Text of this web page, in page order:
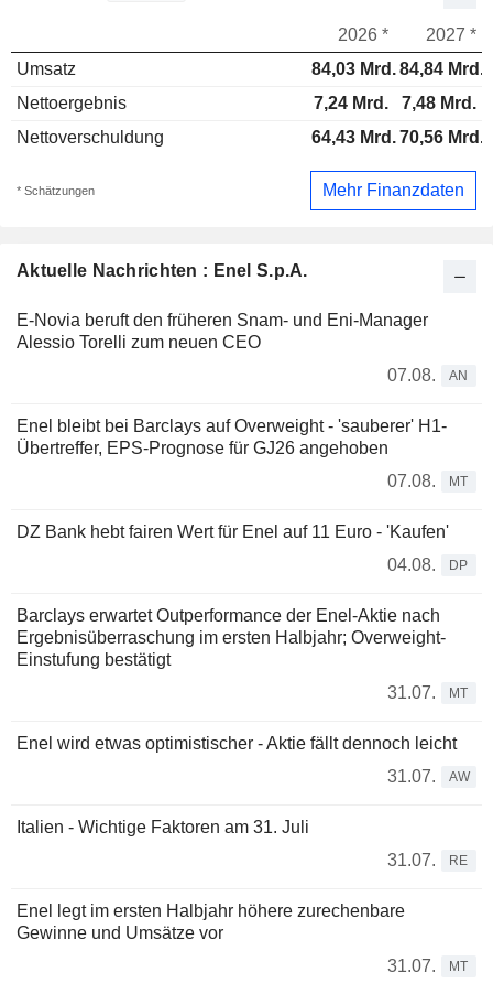
Aktuelle Nachrichten : Enel S.p.A.
E-Novia beruft den früheren Snam- und Eni-Manager
Alessio Torelli zum neuen CEO
07.08.
AN
Enel bleibt bei Barclays auf Overweight - 'sauberer' H1-
Übertreffer, EPS-Prognose für GJ26 angehoben
07.08.
MT
DZ Bank hebt fairen Wert für Enel auf 11 Euro - 'Kaufen'
04.08.
DP
Barclays erwartet Outperformance der Enel-Aktie nach
Ergebnisüberraschung im ersten Halbjahr; Overweight-
Einstufung bestätigt
31.07.
MT
Enel wird etwas optimistischer - Aktie fällt dennoch leicht
31.07.
AW
Italien - Wichtige Faktoren am 31. Juli
31.07.
RE
Enel legt im ersten Halbjahr höhere zurechenbare
Gewinne und Umsätze vor
31.07.
MT
2026 *
2027 *
Umsatz
84,03 Mrd.84,84 Mrd.
Nettoergebnis
7,24 Mrd.
7,48 Mrd.
Nettoverschuldung
64,43 Mrd.70,56 Mrd.
* Schätzungen Mehr Finanzdaten